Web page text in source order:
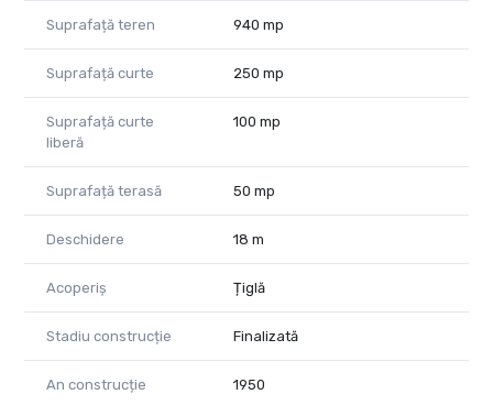
Suprafață teren 940 mp
Suprafață curte 250 mp
Suprafață curte
liberă
100 mp
Suprafață terasă 50 mp
Deschidere 18 m
Acoperiș Țiglă
Stadiu construcție Finalizată
An construcție 1950